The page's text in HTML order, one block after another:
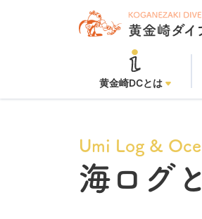
黄金崎DCとは
Umi Log &
海ログ